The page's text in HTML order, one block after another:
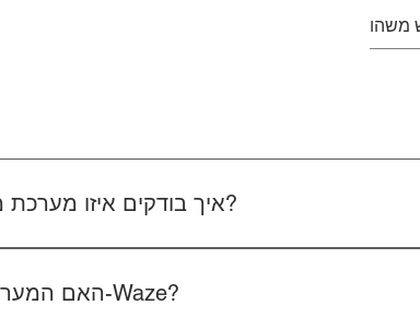
איך בודקים איזו מערכת מולטימדיה מתאימה לרכב שלכם?
האם המערכת מולטימדיה כוללת אנדרואיד ו-Waze?